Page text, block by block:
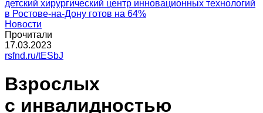
детский хирургический центр инновационных технологий
в Ростове-на-Дону готов на 64%
Новости
Прочитали
17.03.2023
rsfnd.ru/tESbJ
Взрослых
с инвалидностью